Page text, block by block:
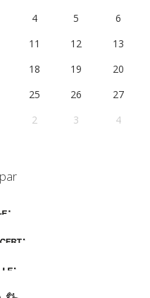
4 5
6
11 12
13
18 19
20
25 26
27
2 3 4